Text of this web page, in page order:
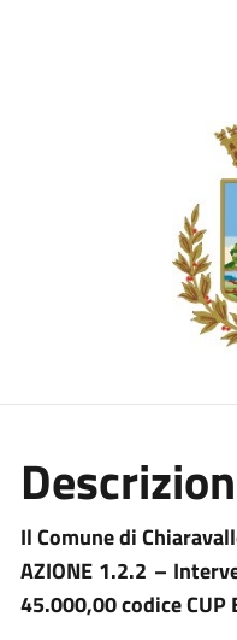
Il Comune di
AZIONE 1.2.2 –
45.000,00 codice